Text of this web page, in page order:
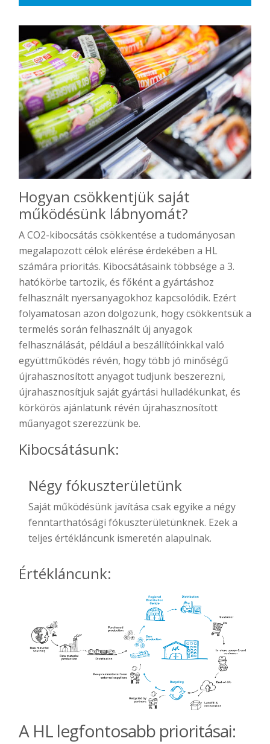
Hogyan csökkentjük saját
működésünk lábnyomát?
A CO2-kibocsátás csökkentése a tudományosan
megalapozott célok elérése érdekében a HL
számára prioritás. Kibocsátásaink többsége a 3.
hatókörbe tartozik, és főként a gyártáshoz
felhasznált nyersanyagokhoz kapcsolódik. Ezért
folyamatosan azon dolgozunk, hogy csökkentsük a
termelés során felhasznált új anyagok
felhasználását, például a beszállítóinkkal való
együttműködés révén, hogy több jó minőségű
újrahasznosított anyagot tudjunk beszerezni,
újrahasznosítjuk saját gyártási hulladékunkat, és
körkörös ajánlatunk révén újrahasznosított
műanyagot szerezzünk be.
Kibocsátásunk:
Négy fókuszterületünk
Saját működésünk javítása csak egyike a négy
fenntarthatósági fókuszterületünknek. Ezek a
teljes értékláncunk ismeretén alapulnak.
Értékláncunk:
A HL legfontosabb prioritásai: